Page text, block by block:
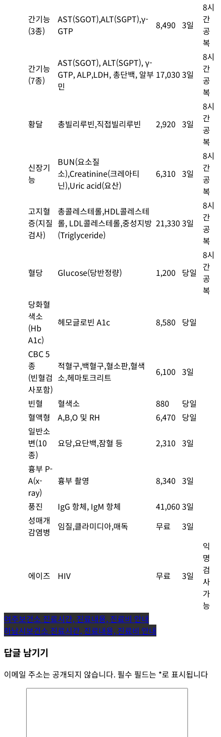
간기능
(3종)
AST(SGOT),ALT(SGPT),γ-
GTP
8,490 3일
8시
간
공
복
간기능
(7종)
AST(SGOT), ALT(SGPT), γ-
GTP, ALP,LDH, 총단백, 알부
민
17,030 3일
8시
간
공
복
황달 총빌리루빈,직접빌리루빈 2,920 3일
8시
간
공
복
신장기
능
BUN(요소질
소),Creatinine(크레아티
닌),Uric acid(요산)
6,310 3일
8시
간
공
복
고지혈
증(지질
검사)
총콜레스테롤,HDL콜레스테
롤, LDL콜레스테롤,중성지방
(Triglyceride)
21,330 3일
8시
간
공
복
혈당 Glucose(당반정량) 1,200 당일
8시
간
공
복
당화혈
색소
(Hb
A1c)
헤모글로빈 A1c 8,580 당일
CBC 5
종
(빈혈검
사포함)
적혈구,백혈구,혈소판,혈색
소,헤마토크리트
6,100 3일
빈혈 혈색소 880
당일
혈액형
A,B,O 및 RH 6,470
당일
일반소
변(10
종)
요당,요단백,잠혈 등 2,310 3일
흉부 P-
A(x-
ray)
흉부 촬영 8,340 3일
풍진 IgG 항체, IgM 항체 41,060 3일
성매개
감염병
임질,클라미디아,매독 무료 3일
에이즈 HIV 무료 3일
익
명
검
사
가
능
글
탐
색
여주보건소 진료시간, 진료내용, 진료비 안내
하남시보건소 진료시간, 진료내용, 진료비 안내
답글 남기기
이메일 주소는 공개되지 않습니다. 필수 필드는 *로 표시됩니다